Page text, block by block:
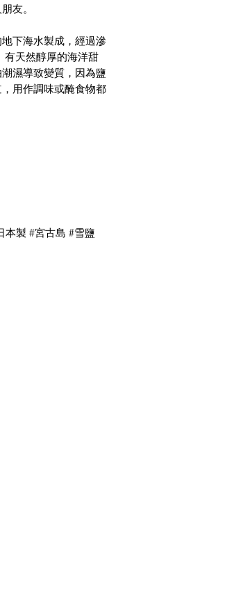
友。
下海水製成，經過滲
有天然醇厚的海洋甜
濕導致變質，因為鹽
用作調味或醃食物都
本製 #宮古島 #雪鹽